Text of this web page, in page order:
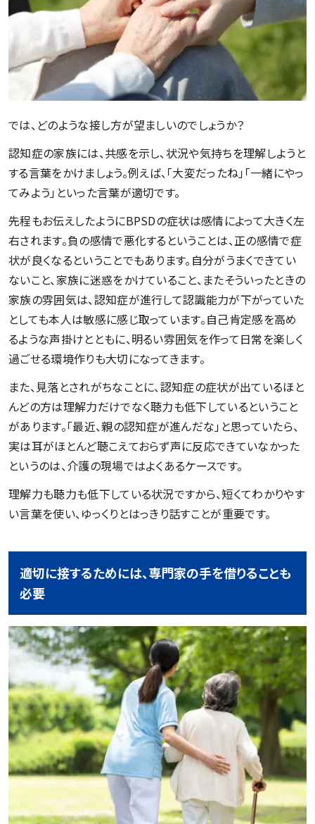
では、どのような接し方が望ましいのでしょうか？
認知症の家族には、共感を示し、状況や気持ちを理解しようと
する言葉をかけましょう。例えば、「大変だったね」「一緒にやっ
てみよう」といった言葉が適切です。
先程もお伝えしたようにBPSDの症状は感情によって大きく左
右されます。負の感情で悪化するということは、正の感情で症
状が良くなるということでもあります。自分がうまくできてい
ないこと、家族に迷惑をかけていること、またそういったときの
家族の雰囲気は、認知症が進行して認識能力が下がっていた
としても本人は敏感に感じ取っています。自己肯定感を高め
るような声掛けとともに、明るい雰囲気を作って日常を楽しく
過ごせる環境作りも大切になってきます。
また、見落とされがちなことに、認知症の症状が出ているほと
んどの方は理解力だけでなく聴力も低下しているということ
があります。「最近、親の認知症が進んだな」と思っていたら、
実は耳がほとんど聴こえておらず声に反応できていなかった
というのは、介護の現場ではよくあるケースです。
理解力も聴力も低下している状況ですから、短くてわかりやす
い言葉を使い、ゆっくりとはっきり話すことが重要です。
適切に接するためには、専門家の手を借りることも
必要